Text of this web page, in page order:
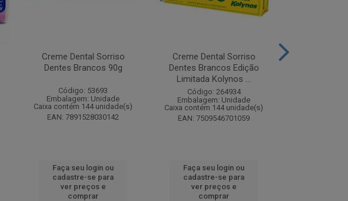
Creme Dental Sorriso
Dentes Brancos 90g
Código: 53693
Embalagem: Unidade
Caixa contém 144 unidade(s)
EAN: 7891528030142
Faça seu login ou
cadastre-se para
ver preços e
comprar
Creme Dental Sorriso
Dentes Brancos Edição
Limitada Kolynos ...
Código: 264934
Embalagem: Unidade
Caixa contém 144 unidade(s)
EAN: 7509546701059
Faça seu login ou
cadastre-se para
ver preços e
comprar